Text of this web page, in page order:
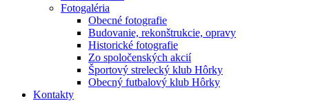
Fotogaléria
Obecné fotografie
Budovanie, rekonštrukcie, opravy
Historické fotografie
Zo spoločenských akcií
Športový strelecký klub Hôrky
Obecný futbalový klub Hôrky
Kontakty